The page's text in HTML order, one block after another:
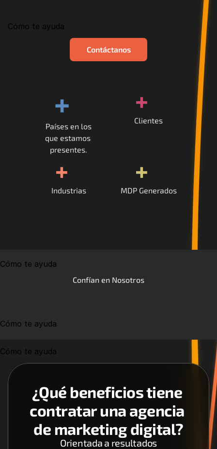
Contáctanos
Cómo te ayuda
Contáctanos
+
Países en los
que estamos
presentes.
+
Clientes
+
Industrias
+
MDP Generados
Cómo te ayuda
Confían en Nosotros
Cómo te ayuda
Cómo te ayuda
¿Qué beneficios tiene
contratar una agencia
de marketing digital?
Orientada a resultados